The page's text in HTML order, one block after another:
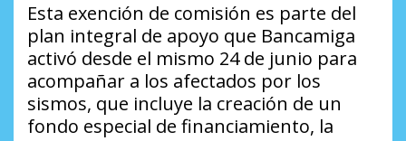
Esta exención de comisión es parte del
plan integral de apoyo que Bancamiga
activó desde el mismo 24 de junio para
acompañar a los afectados por los
sismos, que incluye la creación de un
fondo especial de financiamiento, la